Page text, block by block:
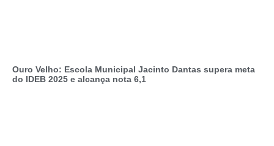
Ouro Velho: Escola Municipal Jacinto Dantas supera meta
do IDEB 2025 e alcança nota 6,1